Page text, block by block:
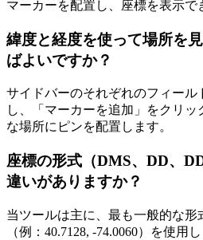
マーカーを配置し、座標を表示で
緯度と経度を使って場所を
ばよいですか？
サイドバーのそれぞれのフィール
し、「マーカーを追加」をクリ
な場所にピンを配置します。
座標の形式（DMS、DD、
違いがありますか？
当ツールは主に、最も一般的な形
（例：40.7128, -74.0060）を使用